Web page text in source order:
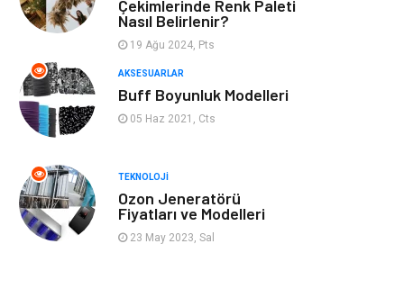
Anne & Çocuk
Ev İşleri Modifiye
Astroloji
cep telefonu
ekonomik e-ticaret
Çekimlerinde Renk Paleti
Nasıl Belirlenir?
19 Ağu 2024, Pts
AKSESUARLAR
Buff Boyunluk Modelleri
05 Haz 2021, Cts
TEKNOLOJI
Ozon Jeneratörü
Fiyatları ve Modelleri
23 May 2023, Sal